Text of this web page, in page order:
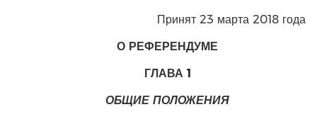
Принят 23 марта 2018 года
О РЕФЕРЕНДУМЕ
ГЛАВА 1
ОБЩИЕ ПОЛОЖЕНИЯ